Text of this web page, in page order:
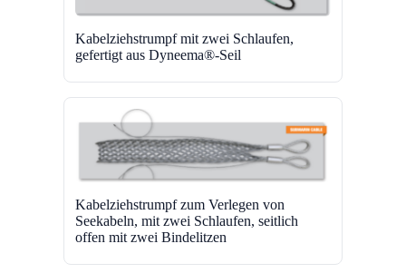
Kabelziehstrumpf mit zwei Schlaufen,
gefertigt aus Dyneema®-Seil
Kabelziehstrumpf zum Verlegen von
Seekabeln, mit zwei Schlaufen, seitlich
offen mit zwei Bindelitzen